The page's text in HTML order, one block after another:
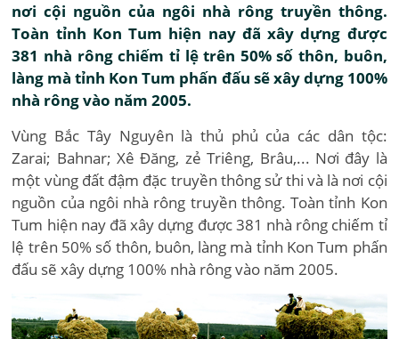
nơi cội nguồn của ngôi nhà rông truyền thông.
Toàn tỉnh Kon Tum hiện nay đã xây dựng được
381 nhà rông chiếm tỉ lệ trên 50% số thôn, buôn,
làng mà tỉnh Kon Tum phấn đấu sẽ xây dựng 100%
nhà rông vào năm 2005.
Vùng Bắc Tây Nguyên là thủ phủ của các dân tộc:
Zarai; Bahnar; Xê Đăng, zẻ Triêng, Brâu,... Nơi đây là
một vùng đất đậm đặc truyền thông sử thi và là nơi cội
nguồn của ngôi nhà rông truyền thông. Toàn tỉnh Kon
Tum hiện nay đã xây dựng được 381 nhà rông chiếm tỉ
lệ trên 50% số thôn, buôn, làng mà tỉnh Kon Tum phấn
đấu sẽ xây dựng 100% nhà rông vào năm 2005.